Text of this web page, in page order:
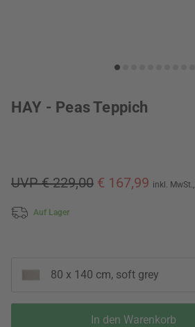
HAY - Peas Teppich
UVP € 229,00 € 167,99 inkl. MwSt.,
Auf Lager
80 x 140 cm, soft grey
In den Warenkorb